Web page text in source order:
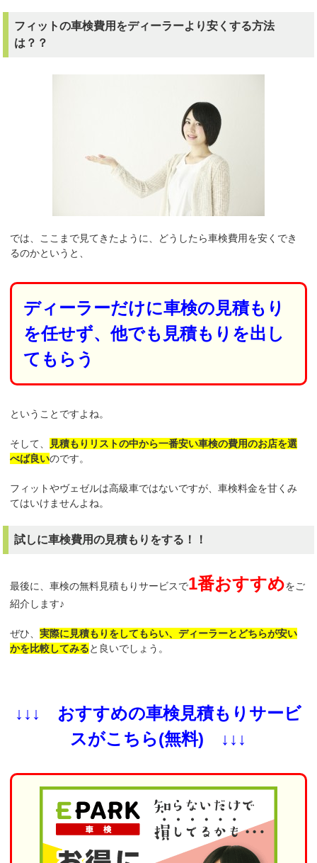
フィットの車検費用をディーラーより安くする方法
は？？
では、ここまで見てきたように、どうしたら車検費用を安くでき
るのかというと、
ディーラーだけに車検の見積もり
を任せず、他でも見積もりを出し
てもらう
ということですよね。
そして、
見積もりリストの中から一番安い車検の費用のお店を選
べば良いのです。
フィットやヴェゼルは高級車ではないですが、車検料金を甘くみ
てはいけませんよね。
試しに車検費用の見積もりをする！！
最後に、車検の無料見積もりサービスで1番おすすめをご
紹介します♪
ぜひ、実際に見積もりをしてもらい、ディーラーとどちらが安い
かを比較してみると良いでしょう。
↓↓↓ おすすめの車検見積もりサービ
スがこちら(無料) ↓↓↓